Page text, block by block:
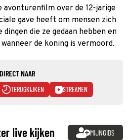
avonturenfilm over de 12-jarige
gave heeft om mensen zich
die ze gedaan hebben en
de koning is vermoord.
DIRECT NAAR
TERUGKIJKEN STREAMEN
live kijken MIJNGIDS